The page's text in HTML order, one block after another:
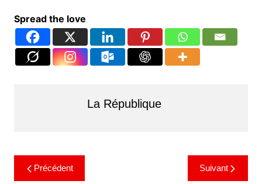
Spread the love
La République
Précédent Suivant